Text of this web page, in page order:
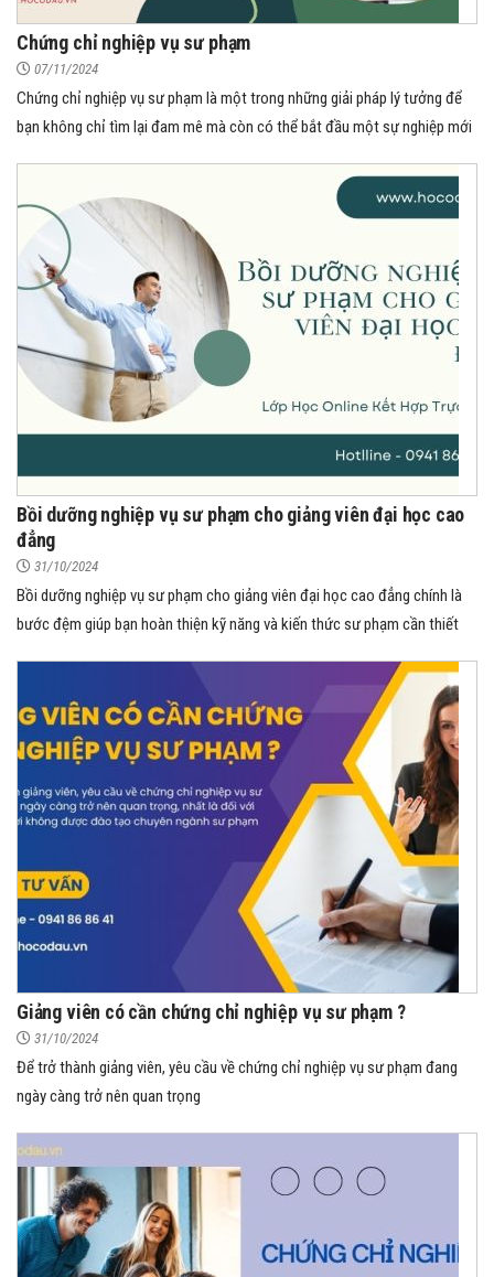
Chứng chỉ nghiệp vụ sư phạm
07/11/2024
Chứng chỉ nghiệp vụ sư phạm là một trong những giải pháp lý tưởng để
bạn không chỉ tìm lại đam mê mà còn có thể bắt đầu một sự nghiệp mới
Bồi dưỡng nghiệp vụ sư phạm cho giảng viên đại học cao
đẳng
31/10/2024
Bồi dưỡng nghiệp vụ sư phạm cho giảng viên đại học cao đẳng chính là
bước đệm giúp bạn hoàn thiện kỹ năng và kiến thức sư phạm cần thiết
Giảng viên có cần chứng chỉ nghiệp vụ sư phạm ?
31/10/2024
Để trở thành giảng viên, yêu cầu về chứng chỉ nghiệp vụ sư phạm đang
ngày càng trở nên quan trọng